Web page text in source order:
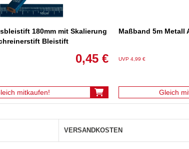
180mm mit Skalierung
Bleistift
0,45 €
mitkaufen!
Maßband 5m
UVP 4,99 €
Gleich
VERSANDKOSTEN